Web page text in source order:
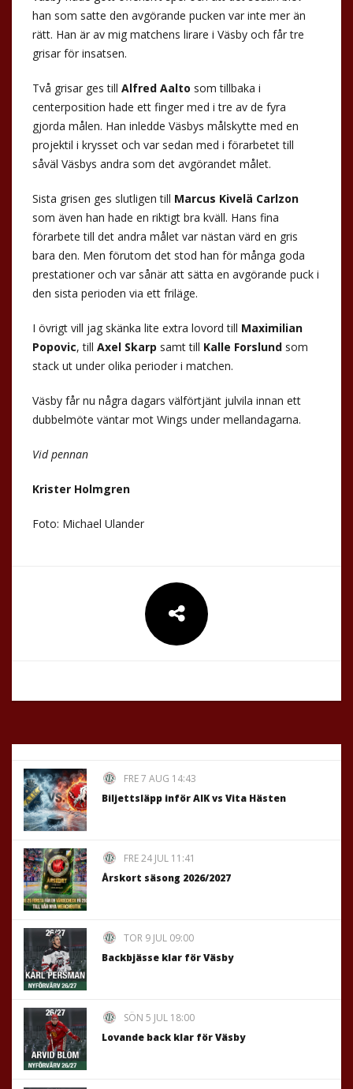
han som satte den avgörande pucken var inte mer än
rätt. Han är av mig matchens lirare i Väsby och får tre
grisar för insatsen.
Två grisar ges till Alfred Aalto som tillbaka i
centerposition hade ett finger med i tre av de fyra
gjorda målen. Han inledde Väsbys målskytte med en
projektil i krysset och var sedan med i förarbetet till
såväl Väsbys andra som det avgörandet målet.
Sista grisen ges slutligen till Marcus Kivelä Carlzon
som även han hade en riktigt bra kväll. Hans fina
förarbete till det andra målet var nästan värd en gris
bara den. Men förutom det stod han för många goda
prestationer och var sånär att sätta en avgörande puck i
den sista perioden via ett friläge.
I övrigt vill jag skänka lite extra lovord till Maximilian
Popovic, till Axel Skarp samt till Kalle Forslundsom
stack ut under olika perioder i matchen.
Väsby får nu några dagars välförtjänt julvila innan ett
dubbelmöte väntar mot Wings under mellandagarna.
Vid pennan
Krister Holmgren
Foto: Michael Ulander
FRE 7 AUG 14:43
Biljettsläpp inför AIK vs Vita Hästen
FRE 24 JUL 11:41
Årskort säsong 2026/2027
TOR 9 JUL 09:00
Backbjässe klar för Väsby
SÖN 5 JUL 18:00
Lovande back klar för Väsby